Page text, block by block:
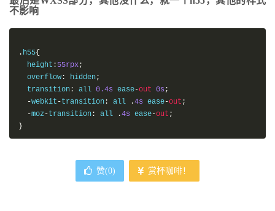
不影响
. h55{
  height
: 55rpx;
  overflow
: hidden;
  transition
: all 0.4s ease-out 0s ;
-webkit -transition : all .4s ease-out ;
-moz-transition : all .4s ease-out ;
}
赞(0) 赏杯咖啡！